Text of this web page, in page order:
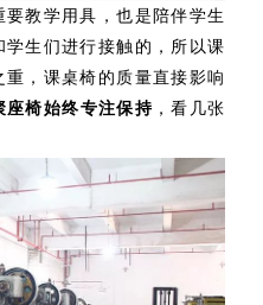
教学用具，也是陪伴学生
生们进行接触的，所以课
，课桌椅的质量直接影响
座椅始终专注保持 ，看几张